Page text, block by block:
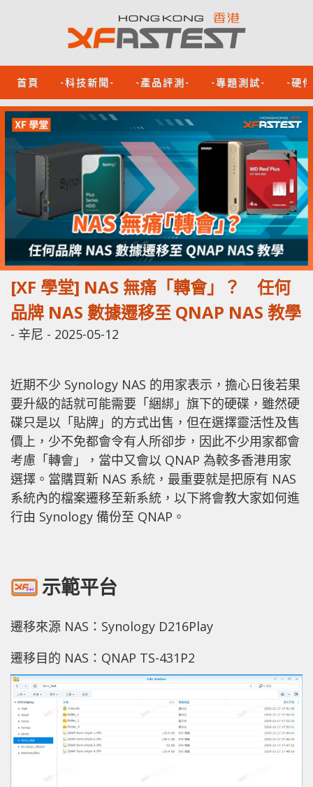
首頁 -科技新聞- -產品評測- -專題測試- -硬
[XF 學堂] NAS 無痛「轉會」？ 任何
品牌 NAS 數據遷移至 QNAP NAS 教學
- 辛尼 - 2025-05-12
近期不少 Synology NAS 的用家表示，擔心日後若果
要升級的話就可能需要「綑綁」旗下的硬碟，雖然硬
碟只是以「貼牌」的方式出售，但在選擇靈活性及售
價上，少不免都會令有人所卻步，因此不少用家都會
考慮「轉會」，當中又會以 QNAP 為較多香港用家
選擇。當購買新 NAS 系統，最重要就是把原有 NAS
系統內的檔案遷移至新系統，以下將會教大家如何進
行由 Synology 備份至 QNAP。
示範平台
遷移來源 NAS：Synology D216Play
遷移目的 NAS：QNAP TS-431P2